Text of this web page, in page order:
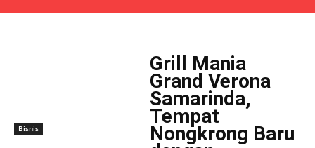
Bisnis
Grill Mania
Grand Verona
Samarinda,
Tempat
Nongkrong Baru